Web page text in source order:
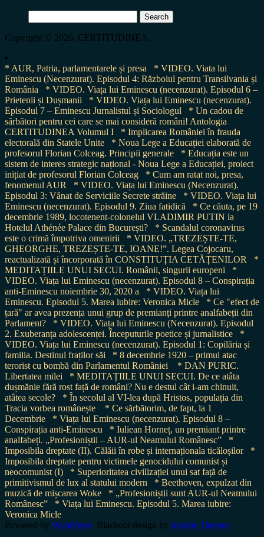
for:
Copyright © 2026, CERTITUDINEA.
* AUR, Patria, parlamentarele și presa
* VIDEO. Viata lui
Eminescu (Necenzurat). Episodul 4: Războiul pentru Transilvania și
România
* VIDEO. Viața lui Eminescu (necenzurat). Episodul 6 –
Prietenii și Dușmanii
* VIDEO. Viața lui Eminescu (necenzurat).
Episodul 7 – Eminescu Jurnalistul și Sociologul
* Un cadou de
sărbători pentru cei care se mai consideră români! Antologia
CERTITUDINEA Volumul I
* Implicarea României în frauda
electorală din Statele Unite
* Noua Lege a Educației elaborată de
profesorul Florian Colceag. Principii generale
* Educația este un
sistem de interes strategic național - Noua Lege a Educației, proiect
inițiat de profesorul Florian Colceag
* Cum am ratat noi, presa,
fenomenul AUR
* VIDEO. Viața lui Eminescu (Necenzurat).
Episodul 3: Vânat de Serviciile Secrete străine
* VIDEO. Viața lui
Eminescu (necenzurat). Episodul 9. Ziua fatidică
* Ce căuta, pe 19
decembrie 1989, locotenent-colonelul VLADIMIR PUTIN la
Hotelul Athénée Palace din București?
* Scandalul coronavirus
este o crimă împotriva omenirii
* VIDEO. „TREZEȘTE-TE,
GHEORGHE, TREZEȘTE-TE, IOANE!”. Legea Cojocaru,
reactualizată și încorporată în CONSTITUȚIA CETĂȚENILOR
*
MEDITAȚIILE UNUI SECUI. Românii, singurii europeni
*
VIDEO. Viața lui Eminescu (necenzurat). Episodul 8 – Conspirația
anti-Eminescu noiembrie 30, 2020 a
* VIDEO. Viața lui
Eminescu. Episodul 5. Marea iubire: Veronica Micle
* Ce "efect de
țară" ar avea prezența unui grup de premianți printre analfabeții din
Parlament?
* VIDEO. Viața lui Eminescu (Necenzurat). Episodul
2. Exuberanța adolescenței. Începuturile poetice și jurnalistice
*
VIDEO. Viața lui Eminescu (necenzurat). Episodul 1: Copilăria și
familia. Destinul fraților săi
* 8 decembrie 1920 – primul atac
terorist cu bombă din Parlamentul României
* DAN PURIC.
Libertatea milei
* MEDITAȚIILE UNUI SECUI. De ce atâta
dușmănie fără rost față de români? Nu e destul cât i-am chinuit,
atâtea secole?
* În secolul al VI-lea după Hristos, populația din
Tracia vorbea românește
* Ce sărbătorim, de fapt, la 1
Decembrie
* Viața lui Eminescu (necenzurat). Episodul 8 –
Conspirația anti-Eminescu
* Iuliean Horneț, un premiant printre
analfabeți. „Profesioniștii – AUR-ul Neamului Românesc”
*
Imposibila dreptate (II). Călăii în robe și internaționala ticăloșilor
*
Imposibila dreptate pentru victimele genocidului comunist și
neocomunist (I)
* Superioritatea civilizației unui sat față de
primitivismul de lux al statului modern
* Beethoven, expulzat din
muzică de mișcarea Woke
* „Profesioniștii sunt AUR-ul Neamului
Românesc”
* Viața lui Eminescu. Episodul 5. Marea iubire:
Veronica Micle
Powered by WordPress. Blackoot design by Iceable Themes.